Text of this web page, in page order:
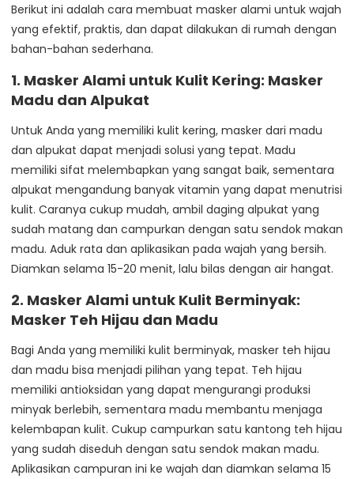
Berikut ini adalah cara membuat masker alami untuk wajah
yang efektif, praktis, dan dapat dilakukan di rumah dengan
bahan-bahan sederhana.
1. Masker Alami untuk Kulit Kering: Masker
Madu dan Alpukat
Untuk Anda yang memiliki kulit kering, masker dari madu
dan alpukat dapat menjadi solusi yang tepat. Madu
memiliki sifat melembapkan yang sangat baik, sementara
alpukat mengandung banyak vitamin yang dapat menutrisi
kulit. Caranya cukup mudah, ambil daging alpukat yang
sudah matang dan campurkan dengan satu sendok makan
madu. Aduk rata dan aplikasikan pada wajah yang bersih.
Diamkan selama 15-20 menit, lalu bilas dengan air hangat.
2. Masker Alami untuk Kulit Berminyak:
Masker Teh Hijau dan Madu
Bagi Anda yang memiliki kulit berminyak, masker teh hijau
dan madu bisa menjadi pilihan yang tepat. Teh hijau
memiliki antioksidan yang dapat mengurangi produksi
minyak berlebih, sementara madu membantu menjaga
kelembapan kulit. Cukup campurkan satu kantong teh hijau
yang sudah diseduh dengan satu sendok makan madu.
Aplikasikan campuran ini ke wajah dan diamkan selama 15